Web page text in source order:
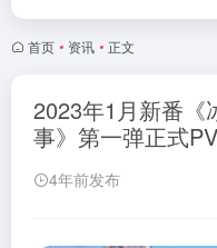
首页 • 资讯 • 正文
2023年1月新番《
事》第一弹正式
4年前发布